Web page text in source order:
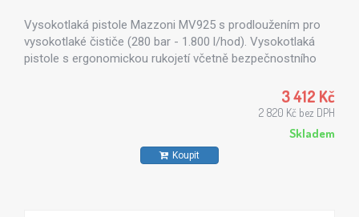
Vysokotlaká pistole Mazzoni MV925 s prodloužením pro
vysokotlaké čističe (280 bar - 1.800 l/hod). Vysokotlaká
pistole s ergonomickou rukojetí včetně bezpečnostního
3 412 Kč
2 820 Kč bez DPH
Skladem
Koupit